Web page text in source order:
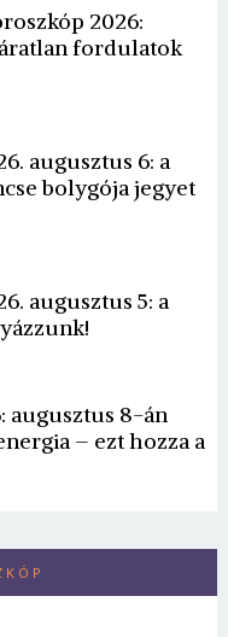
2026:
fordulatok
augusztus 6: a
bolygója jegyet
augusztus 5: a
augusztus 8-án
– ezt hozza a